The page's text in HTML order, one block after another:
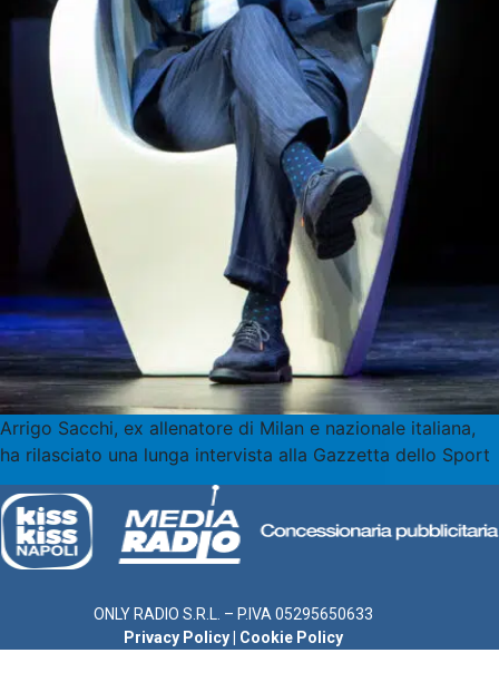
Arrigo Sacchi, ex allenatore di Milan e nazionale italiana,
ha rilasciato una lunga intervista alla Gazzetta dello Sport
ONLY RADIO S.R.L. – P.IVA 05295650633
Privacy Policy
Cookie Policy